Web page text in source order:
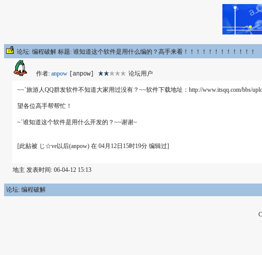
论坛: 编程破解 标题: 谁知道这个软件是用什么编的？高手来看！！！！！！！！！！！！
作者: anpow [anpow] 论坛用户
~~`旅游人QQ群发软件不知道大家用过没有？~~软件下载地址：http://www.itsqq.com/bbs/
望各位高手帮帮忙！
~`谁知道这个软件是用什么开发的？~~谢谢~
[此贴被 じ☆ve以后(anpow) 在 04月12日15时19分 编辑过]
地主 发表时间: 06-04-12 15:13
论坛: 编程破解